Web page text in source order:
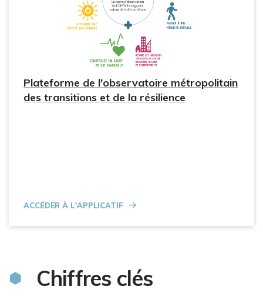
Plateforme de l'observatoire métropolitain
des transitions et de la résilience
Accéder à l'applicatif
Chiffres clés